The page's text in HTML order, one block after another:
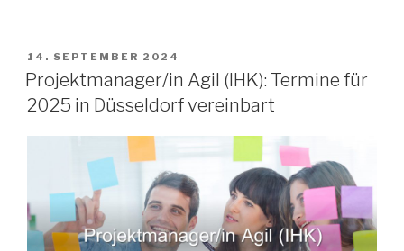
VERÖFFENTLICHT
AM
14. SEPTEMBER 2024
Projektmanager/in Agil (IHK): Termine für
2025 in Düsseldorf vereinbart